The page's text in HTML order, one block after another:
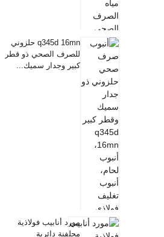
q345d 16mn حلزوني
للصرف الصحي ذو قطر
كبير وجدار سميك...
مورد أنابيب فولاذية
مجلفنة دائرية